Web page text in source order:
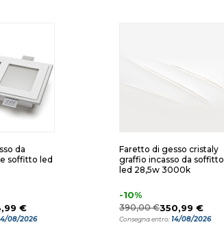
da
soffitto led
€
08/2026
Faretto di gesso cristaly
graffio incasso da soffitto
led 28,5w 3000k
-10%
390,00 €350,99 €
Consegna entro:14/08/2026